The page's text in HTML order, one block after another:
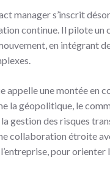
manager s’inscrit
continue. Il pilote un
en intégrant
appelle une montée en
la géopolitique, le
gestion des risques
collaboration étroite
pour orienter